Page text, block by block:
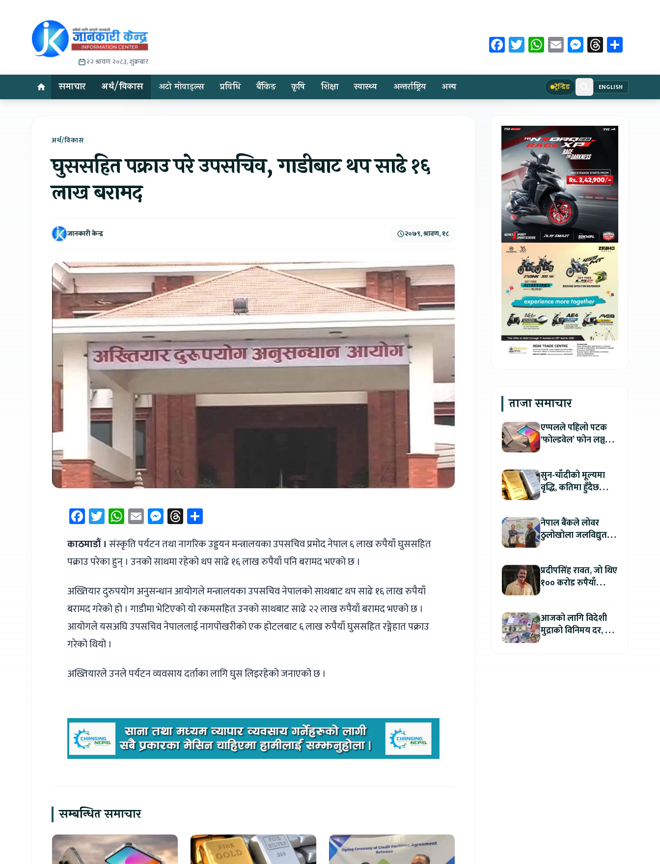
२२ श्रावण २०८३, शुक्रबार
Facebook
Twitter
WhatsApp
EmailMessenger
Threads
समाचार अर्थ/विकास अटो मोवाइल्स प्रविधि बैंकिङ कृषि शिक्षा स्वास्थ्य अन्तर्राष्ट्रिय अन्य ट्रेन्डिङ ENGLISH
अर्थ/विकास
घुससहित पक्राउ परे उपसचिव, गाडीबाट थप साढे १६
लाख बरामद
जानकारी केन्द्र २०७९, श्रावण, १८
Facebook
Twitter
WhatsApp
EmailMessenger
Threads
काठमाडौं । संस्कृति पर्यटन तथा नागरिक उड्डयन मन्त्रालयका उपसचिव प्रमोद नेपाल ६ लाख रुपैयाँ घुससहित
पक्राउ परेका हुन् । उनको साथमा रहेको थप साढे १६ लाख रुपैयाँ पनि बरामद भएको छ ।
अख्तियार दुरुपयोग अनुसन्धान आयोगले मन्त्रालयका उपसचिव नेपालको साथबाट थप साढे १६ लाख रुपैयाँ
बरामद गरेको हो । गाडीमा भेटिएको यो रकमसहित उनको साथबाट साढे २२ लाख रुपैयाँ बरामद भएको छ ।
आयोगले यसअघि उपसचिव नेपाललाई नागपोखरीको एक होटलबाट ६ लाख रुपैयाँ घुससहित रङ्गेहात पक्राउ
गरेको थियो ।
अख्तियारले उनले पर्यटन व्यवसाय दर्ताका लागि घुस लिइरहेको जनाएको छ ।
सम्बन्धित समाचार
ताजा समाचार
एप्पलले पहिलो पटक
‘फोल्डवेल’ फोन लञ्च
सुन-चाँदीको मूल्यमा
वृद्धि, कतिमा हुँदैछ
नेपाल बैंकले लोवर
ठुलोखोला जलविद्युत
प्रदीपसिंह रावत, जो थिए
१०० करोड रुपैयाँ
आजको लागि विदेशी
मुद्राको विनिमय दर, कुन